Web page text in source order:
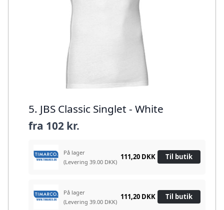
5. JBS Classic Singlet - White
fra 102 kr.
På lager
(Levering 39.00 DKK)
111,20 DKK Til butik
På lager
(Levering 39.00 DKK)
111,20 DKK Til butik